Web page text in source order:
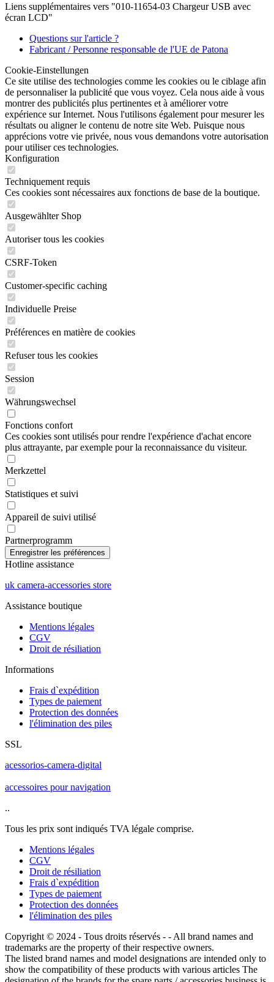
Liens supplémentaires vers "010-11654-03 Chargeur USB avec
écran LCD"
Questions sur l'article ?
Fabricant / Personne responsable de l'UE de Patona
Cookie-Einstellungen
Ce site utilise des technologies comme les cookies ou le ciblage afin
de personnaliser la publicité que vous voyez. Cela nous aide à vous
montrer des publicités plus pertinentes et à améliorer votre
expérience sur Internet. Nous l'utilisons également pour mesurer les
résultats ou aligner le contenu de notre site Web. Puisque nous
apprécions votre vie privée, nous vous demandons votre autorisation
pour utiliser ces technologies.
Konfiguration
Techniquement requis
Ces cookies sont nécessaires aux fonctions de base de la boutique.
Ausgewählter Shop
Autoriser tous les cookies
CSRF-Token
Customer-specific caching
Individuelle Preise
Préférences en matière de cookies
Refuser tous les cookies
Session
Währungswechsel
Fonctions confort
Ces cookies sont utilisés pour rendre l'expérience d'achat encore
plus attrayante, par exemple pour la reconnaissance du visiteur.
Merkzettel
Statistiques et suivi
Appareil de suivi utilisé
Partnerprogramm
Hotline assistance
uk camera-accessories store
Assistance boutique
Mentions légales
CGV
Droit de résiliation
Informations
Frais d`expédition
Types de paiement
Protection des données
l'élimination des piles
SSL
acessorios-camera-digital
accessoires pour navigation
..
Tous les prix sont indiqués TVA légale comprise.
Mentions légales
CGV
Droit de résiliation
Frais d`expédition
Types de paiement
Protection des données
l'élimination des piles
Copyright © 2024 - Tous droits réservés - - All brand names and
trademarks are the property of their respective owners.
The listed brand names and model designations are intended only to
show the compatibility of these products with various articles The